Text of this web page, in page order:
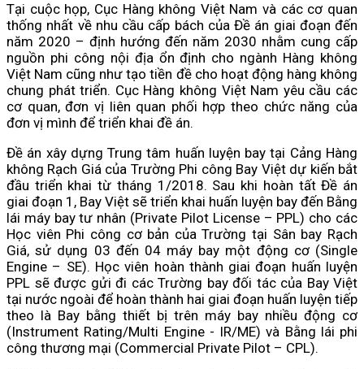
Tại cuộc họp, Cục Hàng không Việt Nam và các cơ quan
thống nhất về nhu cầu cấp bách của Đề án giai đoạn đến
năm 2020 – định hướng đến năm 2030 nhằm cung cấp
nguồn phi công nội địa ổn định cho ngành Hàng không
Việt Nam cũng như tạo tiền đề cho hoạt động hàng không
chung phát triển. Cục Hàng không Việt Nam yêu cầu các
cơ quan, đơn vị liên quan phối hợp theo chức năng của
đơn vị mình để triển khai đề án.
Đề án xây dựng Trung tâm huấn luyện bay tại Cảng Hàng
không Rạch Giá của Trường Phi công Bay Việt dự kiến bắt
đầu triển khai từ tháng 1/2018. Sau khi hoàn tất Đề án
giai đoạn 1, Bay Việt sẽ triển khai huấn luyện bay đến Bằng
lái máy bay tư nhân (Private Pilot License – PPL) cho các
Học viên Phi công cơ bản của Trường tại Sân bay Rạch
Giá, sử dụng 03 đến 04 máy bay một động cơ (Single
Engine – SE). Học viên hoàn thành giai đoạn huấn luyện
PPL sẽ được gửi đi các Trường bay đối tác của Bay Việt
tại nước ngoài để hoàn thành hai giai đoạn huấn luyện tiếp
theo là Bay bằng thiết bị trên máy bay nhiều động cơ
(Instrument Rating/Multi Engine - IR/ME) và Bằng lái phi
công thương mại (Commercial Private Pilot – CPL).